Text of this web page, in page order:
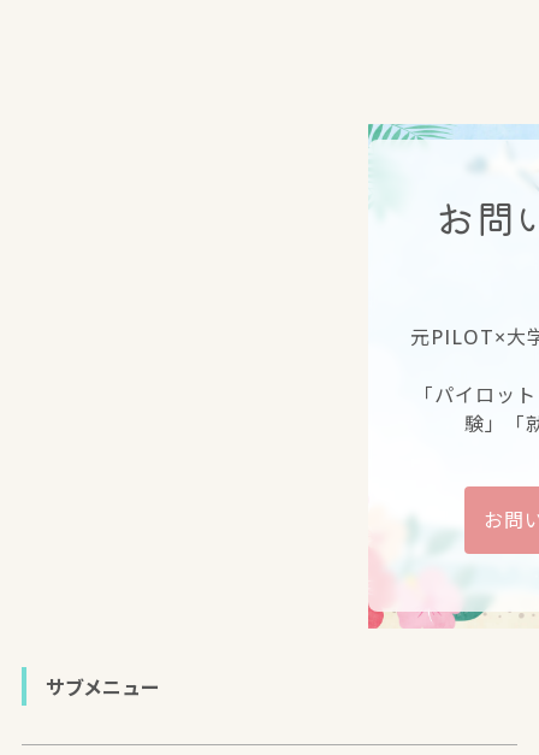
お問
元PILOT×大
「パイロッ
験」「
お問
サブメニュー